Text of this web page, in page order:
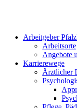
Arbeitgeber
Arbeitsorte
Angebote
Karrierewege
Ärztlicher